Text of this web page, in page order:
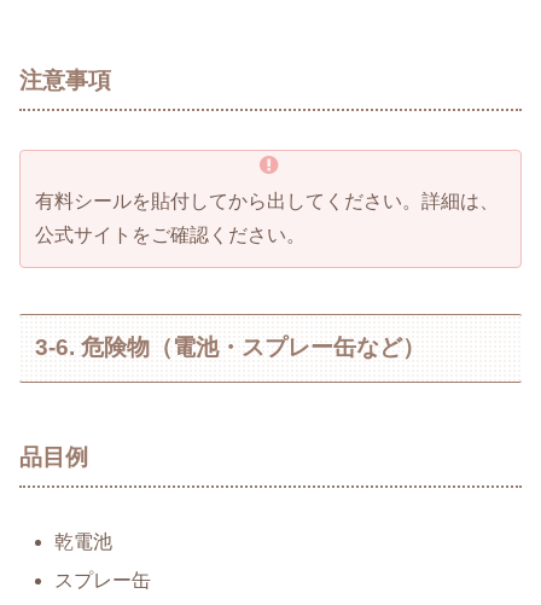
注意事項
有料シールを貼付してから出してください。詳細は、
公式サイトをご確認ください。
3-6. 危険物（電池・スプレー缶など）
品目例
乾電池
スプレー缶